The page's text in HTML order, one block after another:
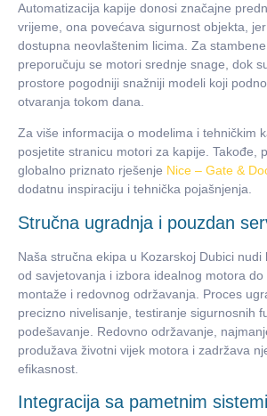
Automatizacija kapije donosi značajne
vrijeme, ona povećava sigurnost objekta,
dostupna neovlaštenim licima. Za
preporučuju se motori srednje snage, dok
prostore pogodniji snažniji modeli koji
otvaranja tokom dana.
Za više informacija o modelima i tehničkim
posjetite stranicu motori za kapije . Takođe,
globalno priznato rješenje Nice – Gate &
dodatnu inspiraciju i tehnička pojašnjenja.
Stručna ugradnja i pouzdan
Naša stručna ekipa u Kozarskoj Dubici
od savjetovanja i izbora idealnog motora do
montaže i redovnog održavanja. Proces
precizno nivelisanje, testiranje sigurnosnih
podešavanje. Redovno održavanje,
produžava životni vijek motora i zadržava
efikasnost.
Integracija sa pametnim